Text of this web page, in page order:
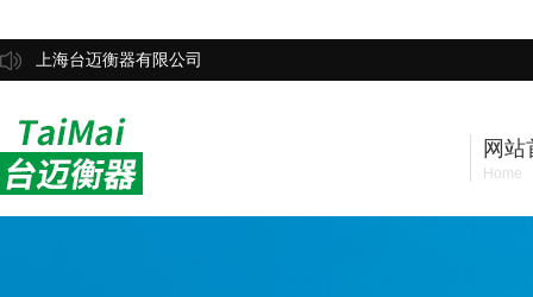
上海台迈衡器有限公司
网站
Home